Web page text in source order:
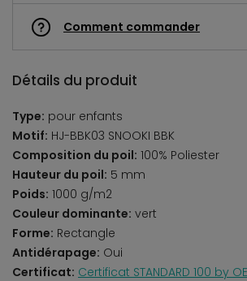
Comment commander
Détails du produit
Type: pour enfants
Motif: HJ-BBK03 SNOOKI BBK
Composition du poil: 100% Poliester
Hauteur du poil: 5 mm
Poids: 1000 g/m2
Couleur dominante: vert
Forme: Rectangle
Antidérapage: Oui
Certificat: Certificat STANDARD 100 by